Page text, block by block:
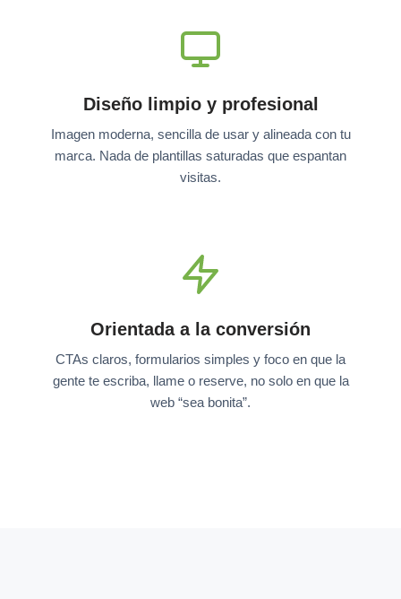
Diseño limpio y profesional
Imagen moderna, sencilla de usar y alineada con tu
marca. Nada de plantillas saturadas que espantan
visitas.
Orientada a la conversión
CTAs claros, formularios simples y foco en que la
gente te escriba, llame o reserve, no solo en que la
web “sea bonita”.